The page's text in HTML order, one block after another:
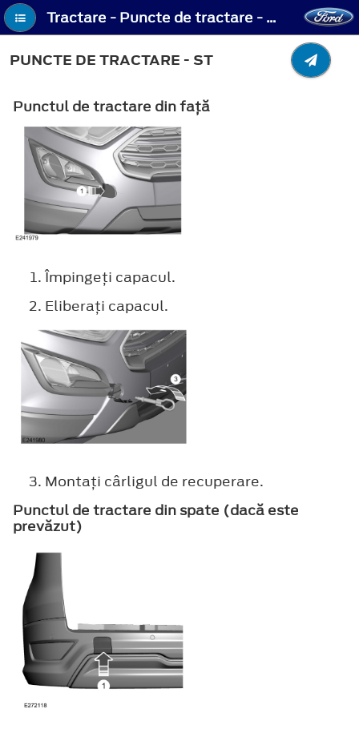
Tractare - Puncte de tractare - ST
PUNCTE DE TRACTARE - ST
Punctul de tractare din faţă
Împingeţi capacul.
Eliberaţi capacul.
Montaţi cârligul de recuperare.
Punctul de tractare din spate (dacă este
prevăzut)